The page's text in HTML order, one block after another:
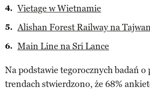
Vietage w Wietnamie
Alishan Forest Railway na
Main Line na Sri Lance
Na podstawie tegorocznych badań o
trendach stwierdzono, że 68%